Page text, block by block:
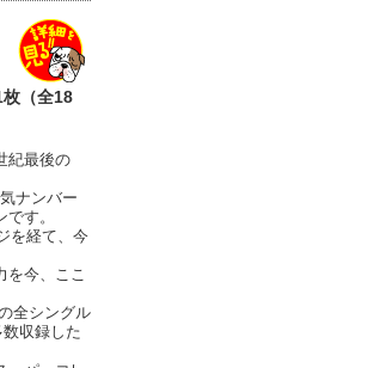
（全18
紀最後の
ナンバー
す。
を経て、今
を今、ここ
全シングル
収録した